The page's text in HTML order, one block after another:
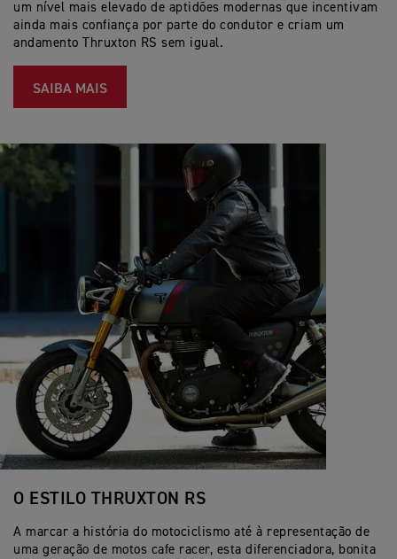
um nível mais elevado de aptidões modernas que incentivam
ainda mais confiança por parte do condutor e criam um
andamento Thruxton RS sem igual.
SAIBA MAIS
O ESTILO THRUXTON RS
A marcar a história do motociclismo até à representação de
uma geração de motos cafe racer, esta diferenciadora, bonita